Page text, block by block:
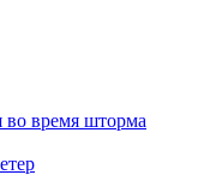
во время шторма